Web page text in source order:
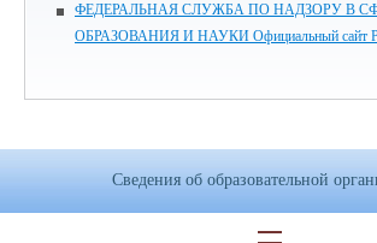
ФЕДЕРАЛЬНАЯ СЛУЖБА ПО НАДЗОРУ В
ОБРАЗОВАНИЯ И НАУКИ Официальный сайт
Сведения об образовательной